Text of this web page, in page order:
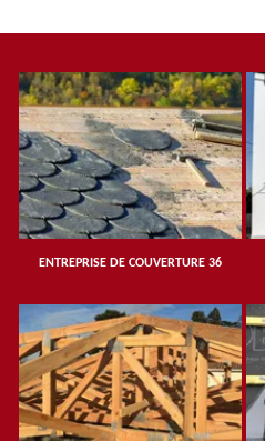
ENTREPRISE DE COUVERTURE 36